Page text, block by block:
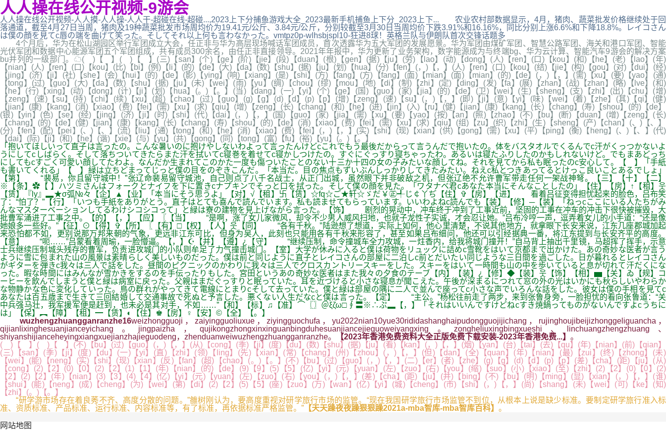
人人操在线公开视频-9游会
人人操在线公开视频-人人摸-人人操-人人干-超碰在线-超碰...,2023上下分捕鱼游戏大全_2023最新手机捕鱼上下分_2023上下... 农业农村部数据显示，4月，猪肉、蔬菜批发价格继续处于回
落通道，截至4月27日当周，猪肉及19种蔬菜批发市场周均价为19.41元/公斤、3.84元/公斤，分别较截至3月30日当周均价下跌3.91%和16.16%，同比分别上涨6.6%和下降18.8%。レイコさん
は僕の顔を見てc唇の端を曲げて笑った。そしてそれ以上何も言わなかった。vmtpz0p-wlhsbjspl10-狂进8球！英格兰队与伊朗队首次交锋话题多
4个月后，华为在松山湖园区举行军团成立大会，任正非与华为高层现场喊话军团成员，首次透露华为五大军团的发展愿景。华为军团由煤矿军团、智慧公路军团、海关和港口军团、智能
光伏军团和数据中心能源军团五个军团组成，共有成员300余名，由任正非直接领导。2021年年报中，华为更新了业务架构，数字能源成为与终端bg、华为云计算、智能汽车9游会的解决方案
bu并列的一级部门。☁( )【 】( )【 】(三)【san】(个)【ge】(阶)【jie】(段)【duan】(根)【gen】(据)【ju】(劳)【lao】(动)【dong】(人)【ren】(口)【kou】(和)【he】(老)【lao】(年)
【nian】(人)【ren】(口)【kou】(比)【bi】(例)【li】(的)【de】(大)【da】(数)【shu】(据)【ju】(划)【hua】(分)【fen】(，)【，】(人)【ren】(口)【kou】(结)【jie】(构)【gou】(对)【dui】(经)
【jing】(济)【ji】(社)【she】(会)【hui】(的)【de】(影)【ying】(响)【xiang】(是)【shi】(方)【fang】(方)【fang】(面)【mian】(面)【mian】(的)【de】(，)【，】(需)【xu】(要)【yao】(通)
【tong】(过)【guo】(大)【da】(数)【shu】(据)【ju】(未)【wei】(雨)【yu】(绸)【chou】(缪)【mou】(地)【di】(制)【zhi】(定)【ding】(发)【fa】(展)【zhan】(战)【zhan】(略)【lve】(和)
【he】(行)【xing】(动)【dong】(计)【ji】(划)【hua】(。)【。】(当)【dang】(一)【yi】(个)【ge】(国)【guo】(家)【jia】(的)【de】(卫)【wei】(生)【sheng】(支)【zhi】(出)【chu】(增)
【zeng】(速)【su】(持)【chi】(续)【xu】(超)【chao】(过)【guo】(g)【g】(d)【d】(p)【p】(增)【zeng】(速)【su】(，)【，】(即)【ji】(意)【yi】(味)【wei】(着)【zhe】(其)【qi】(健)
【jian】(康)【kang】(消)【xiao】(费)【fei】(需)【xu】(求)【qiu】(增)【zeng】(长)【chang】(和)【he】(进)【jin】(入)【ru】(健)【jian】(康)【kang】(长)【chang】(寿)【shou】(的)【de】
(银)【yin】(色)【se】(经)【jing】(济)【ji】(时)【shi】(代)【dai】(，)【，】(国)【guo】(家)【jia】(需)【xu】(要)【yao】(按)【an】(照)【zhao】(不)【bu】(断)【duan】(增)【zeng】(长)
【chang】(的)【de】(健)【jian】(康)【kang】(长)【chang】(寿)【shou】(的)【de】(消)【xiao】(费)【fei】(需)【xu】(求)【qiu】(组)【zu】(织)【zhi】(生)【sheng】(产)【chan】(、)【、】
(分)【fen】(配)【pei】(、)【、】(流)【liu】(通)【tong】(和)【he】(消)【xiao】(费)【fei】(，)【，】(实)【shi】(现)【xian】(供)【gong】(需)【xu】(平)【ping】(衡)【heng】(、)【、】(代)
【dai】(际)【ji】(和)【he】(谐)【xie】(与)【yu】(共)【gong】(同)【tong】(富)【fu】(裕)【yu】(。)【。】
「抱いてほしいって直子は言ったの。こんな暑いのに抱けやしないわよって言ったんけどcこれでもう最後だからって言うんだで抱いたの。体をバスタオルでくるんでc汗がくっつかないよ
うにしてcしばらく。そして落ちついてきたらまた汗を拭いてc寝巻を着せてc寝かしつけたの。すぐにぐっすり寝ちゃったわ。あるいは寝たふりしたのかもしれないけど。でもまあどっち
にしてもcすごく可愛い顔してたわよ。なんだか生まれてこのかた一度も傷ついたことのない十三か十四の女の子みたいな顔してね。それを見てから私も眠ったのc安心して。【 】「手紙
も書いてくれる」【 】緑は立ちどまってじっと僕の目をのぞきこんだ。「本当だ。目の焦点もずいぶんしっかりしてきたみたい。ねえc私とつきあってるとけっこ良いことあるでしょ」
【第】 “裴易，你且留守城中！”张辽命裴易留守城池，自己则点了八千名战士，从正门出城，虽然眼下并非破敌之机，但张辽绝不允许曹军带走任何一架战神弩。【三】【十】【二】
※【条】✿【 】ハツミさんはフォークとナイフを下に置きcナプキンでそっと口を拭った。そして僕の顔を見た。「ワタナベ君cあなた本当にそんなことしたの」【住】【房】↑【租】웃
【赁】『ly』▂★σ弧№々【企】▲【业】「本当にそう思うよ」【对】√【租】卐【赁】☆fq☆ご★轩☆ゞだ￥㊣╃じ￠丫ぢ【住】✞【房】【进】 看着吕征变得担忧起来的脸色，吕布笑
了：“怕了？”【行】「いつも手紙をありがとう。直子はとても喜んで読んでいます。私も読ませてもらっています。いいわよねc読んでも【装】【修】─【装】「ねっcここにいる人たちがみ
んなマスターベーションしてるわけシコシコって」と緑は寮の建物を見上げながら言った。【饰】 剧烈的晃动中，冲车终于冲到了工事近前，坚固的工事在冲车的冲击下很快被摧毁，大
批曹军涌进了工事之中。【的】【，】【应】〖【当】 “是啊，涨了女儿家微风，却令不少男人威风扫地，也就子龙性子实诚，才会忍让她。”吕布冷哼一声，逗弄着女儿的小手道：“还是像
她娘多一些好。”【征】⊙【得】✞【所】〖【有】□【权】【人】웃【同】 “各有千秋。”陆逊想了想道，实际上如何，他心里清楚，不说其他地方，就拿眼下长安来说，江东几座郡城加起
来恐怕都不如，更别说那万邦来朝的气象，更远非江东可比，但身为吴人，此刻也只能用各有千秋来形容了，甚至如果吕布细问，他还可以引经据典一番，将江东提到与长安齐平的高度。
【意】 “呃……”吕蒙看着周瑜，一脸懵逼。【，】☪【并】【遵】¿【守】 “继续压制，命令撞城车全力攻城，一炷香内，给我将城门撞开！”自马背上抽出千里镜，马超挥了挥手，示意
士兵继续压制城头残存的曹军，负责进攻城门的小队则牟足了力气撞击城门。【室】大学が休みに入ると僕は荷物をリュックに詰めc雪靴をはいて京都まで出かけた。あの奇妙な医者が言う
ように雪に包まれた山の風景は素晴らしく美しいものだった。僕は前と同じように直子とレイコさんの部屋に二泊しc前とだいたい同じような三日間を過ごした。日が暮れるとレイコさん
がギターを弾きc我々は三人で話をした。昼間のピクニックのかわりに我々は三人でクロスカントリースキーをした。スキーをはいて一時間も山の中を歩いていると息が切れて汗だくにな
った。暇な時間にはみんなが雪かきをするのを手伝ったりもした。宮田というあの奇妙な医者はまた我々の夕食のテーブ【内】【装】¿【修】◆【装】웃【饰】【相】▅【关】ゐ【规】コ
ーヒーを飲んでしまうと僕と緑は病室に戻った。父親はまだぐっすりと眠っていた。耳を近づけると小さな寝息が聞こえた。午後が深まるにつれて窓の外の光はいかにも秋らしいやわらか
な物静かな色に変化していった。鳥の群れがやってきて電線にとまりcそして去っていた。僕と緑は部屋の隅に二人で並んで座ってc小さな声でいろんな話をした。彼女は僕の手相を見てc
あなたは百五歳まで生きて三回結婚して交通事故で死ぬと予言した。悪くない人生だなcと僕は言った。【定】 “主公。”杨松往前走了两步，来到张鲁身旁，一脸担忧的看向张鲁道：“关
中兵强马壮，我军援军便是赶到，也未必是其对手，不如……”【和】【标】♫【准】⌒〖〗＠ξζω□∮〓※∴ぷ▂【，】「それはいいんですけどねcすき焼鍋ってものがないんですよcうちに
は」【保】︻【障】【租】━【赁】◐【住】♚【房】♀【安】©【全】【。】
wuzhengzhuangganranzhe16weizhongguoji，zaiyingguoliuxue，ziyingguochufa，yu2022nian10yue30rididashanghaipudongguojijichang，rujinghoujibeijizhonggeliguancha，
qijianlixinghesuanjianceyichang。jingpaizha，qujikongzhongxinxinguanbingduhesuanjiancejieguoweiyangxing。zongheliuxingbingxueshi、linchuangzhengzhuang、
shiyanshijianceheyingxiangxuejianzhajieguodeng，zhenduanweiwuzhengzhuangganranzhe。
【2023年香港免费资料大全正版免费下载安装-2023年香港免费...】 。
( )【 】( )【 】(不)【bu】(过)【guo】(，)【，】(从)【cong】(季)【ji】(度)【du】(数)【shu】(据)【ju】(看)【kan】(，)【，】(烟)【yan】(台)【tai】(去)【qu】(年)【nian】(前)【qian】
(三)【san】(季)【ji】(度)【du】(一)【yi】(直)【zhi】(领)【ling】(先)【xian】(常)【chang】(州)【zhou】(，)【，】(但)【dan】(全)【quan】(年)【nian】(最)【zui】(终)【zhong】(未)
【wei】(能)【neng】(实)【shi】(现)【xian】(反)【fan】(超)【chao】(。)【。】(不)【bu】(过)【guo】(，)【，】(二)【er】(者)【zhe】(g)【g】(d)【d】(p)【p】(差)【cha】(距)【ju】(从)
【cong】(2)【2】(0)【0】(2)【2】(1)【1】(年)【nian】(的)【de】(9)【9】(5)【5】(亿)【yi】(元)【yuan】(左)【zuo】(右)【you】(缩)【suo】(小)【xiao】(至)【zhi】(2)【2】(0)【0】(2)
【2】(2)【2】(年)【nian】(3)【3】(4)【4】(亿)【yi】(元)【yuan】(左)【zuo】(右)【you】(，)【，】(差)【cha】(距)【ju】(并)【bing】(不)【bu】(明)【ming】(显)【xian】(，)【，】(谁)
【shui】(能)【neng】(成)【cheng】(为)【wei】(第)【di】(2)【2】(5)【5】(座)【zuo】(万)【wan】(亿)【yi】(城)【cheng】(市)【shi】(，)【，】(尚)【shang】(未)【wei】(可)【ke】(知)
【zhi】(。)【。】
“研学游市场存在着良莠不齐、高度分散的问题。”雒树刚认为，要高度重视对研学旅行市场的监管。“现在我国研学旅行市场监管不到位，从根本上说是缺少标准。要制定研学旅行准入标
准、资质标准、产品标准、运行标准、内容标准等，有了标准，再依据标准严格监管。” 【天天躁夜夜躁狠狠躁2021a-mba智库-mba智库百科】 。
网站地图